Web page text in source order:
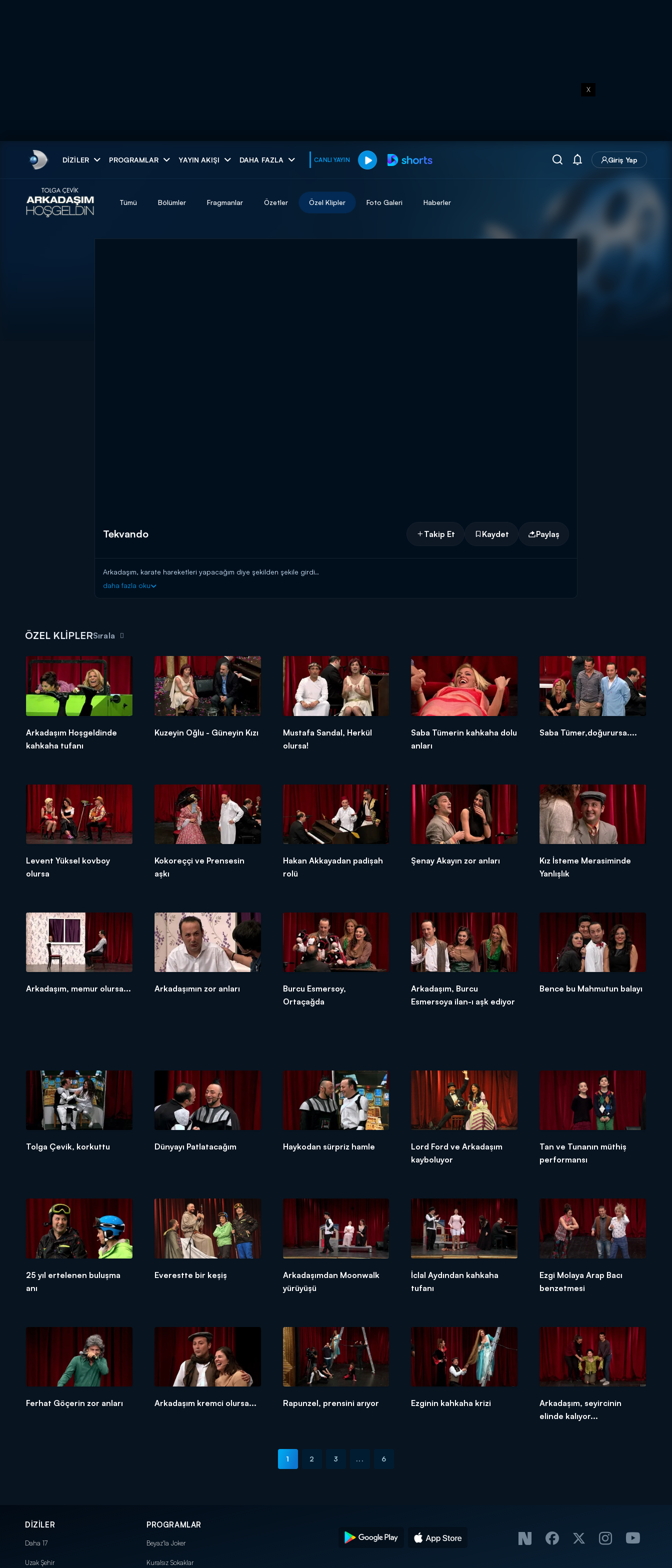
X
DIZILER PROGRAMLAR YAYIN AKIŞI DAHA FAZLA CANLI YAYIN Giriş Yap
muhteşem ikili
Tümü Bölümler Fragmanlar Özetler Özel Klipler Foto Galeri Haberler
Tekvando Takip Et Kaydet Paylaş
Arkadaşım, karate hareketleri yapacağım diye şekilden şekile girdi..
daha fazla oku
ÖZEL KLİPLERSırala
Arkadaşım Hoşgeldinde
kahkaha tufanı
Kuzeyin Oğlu - Güneyin Kızı
Mustafa Sandal, Herkül
olursa!
Saba Tümerin kahkaha dolu
anları
Saba Tümer,doğurursa....
Levent Yüksel kovboy
olursa
Kokoreççi ve Prensesin
aşkı
Hakan Akkayadan padişah
rolü
Şenay Akayın zor anları
Kız İsteme Merasiminde
Yanlışlık
Arkadaşım, memur olursa... Arkadaşımın zor anları
Burcu Esmersoy,
Ortaçağda
Arkadaşım, Burcu
Esmersoya ilan-ı aşk ediyor
Bence bu Mahmutun balayı
Tolga Çevik, korkuttu Dünyayı Patlatacağım Haykodan sürpriz hamle
Lord Ford ve Arkadaşım
kayboluyor
Tan ve Tunanın müthiş
performansı
25 yıl ertelenen buluşma
anı
Everestte bir keşiş
Arkadaşımdan Moonwalk
yürüyüşü
İclal Aydından kahkaha
tufanı
Ezgi Molaya Arap Bacı
benzetmesi
Ferhat Göçerin zor anları Arkadaşım kremci olursa... Rapunzel, prensini arıyor Ezginin kahkaha krizi
Arkadaşım, seyircinin
elinde kalıyor...
1 2 3 ... 6
DİZİLER
Daha 17
Uzak Şehir
PROGRAMLAR
Beyaz'la Joker
Kuralsız Sokaklar